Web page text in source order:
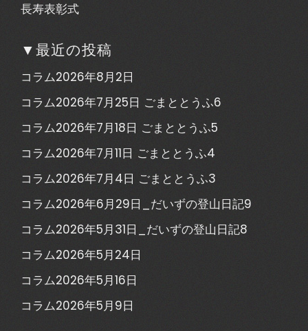
長寿表彰式
▼最近の投稿
コラム2026年8月2日
コラム2026年7月25日 ごまととうふ6
コラム2026年7月18日 ごまととうふ5
コラム2026年7月11日 ごまととうふ4
コラム2026年7月4日 ごまととうふ3
コラム2026年6月29日_だいずの登山日記9
コラム2026年5月31日_だいずの登山日記8
コラム2026年5月24日
コラム2026年5月16日
コラム2026年5月9日